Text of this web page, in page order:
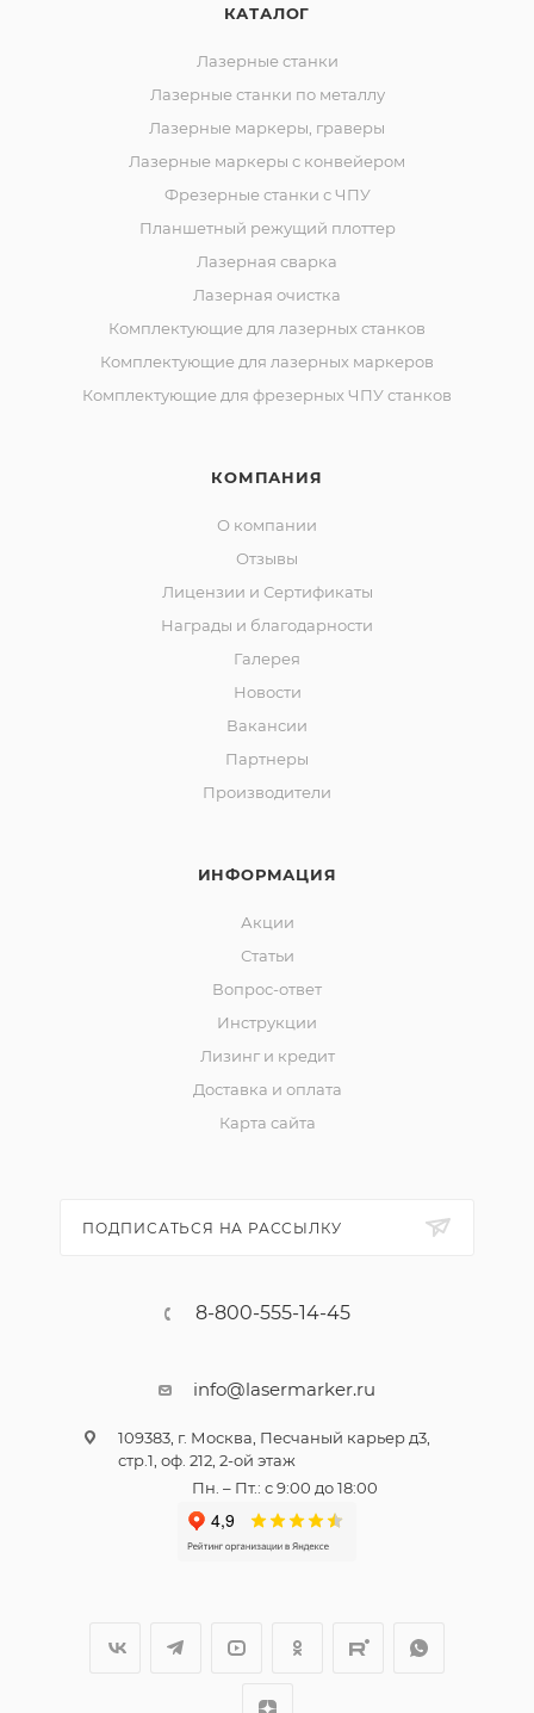
КАТАЛОГ
Лазерные станки
Лазерные станки по металлу
Лазерные маркеры, граверы
Лазерные маркеры с конвейером
Фрезерные станки с ЧПУ
Планшетный режущий плоттер
Лазерная сварка
Лазерная очистка
Комплектующие для лазерных станков
Комплектующие для лазерных маркеров
Комплектующие для фрезерных ЧПУ станков
КОМПАНИЯ
О компании
Отзывы
Лицензии и Сертификаты
Награды и благодарности
Галерея
Новости
Вакансии
Партнеры
Производители
ИНФОРМАЦИЯ
Акции
Статьи
Вопрос-ответ
Инструкции
Лизинг и кредит
Доставка и оплата
Карта сайта
ПОДПИСАТЬСЯ НА РАССЫЛКУ
8-800-555-14-45
info@lasermarker.ru
109383, г. Москва, Песчаный карьер д3,
стр.1, оф. 212, 2-ой этаж
Пн. – Пт.: с 9:00 до 18:00